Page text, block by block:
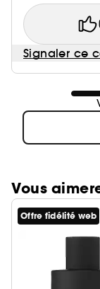
Signaler ce
Vous
Offre fidélité web